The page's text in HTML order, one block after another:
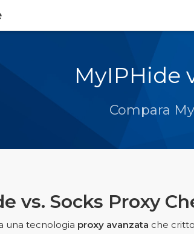
MyIPHide
Compara
vs. Socks Proxy
una tecnologia proxy avanzata che